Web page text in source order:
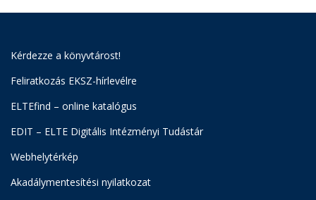
Kérdezze a könyvtárost!
Feliratkozás EKSZ-hírlevélre
ELTEfind – online katalógus
EDIT – ELTE Digitális Intézményi Tudástár
Webhelytérkép
Akadálymentesítési nyilatkozat